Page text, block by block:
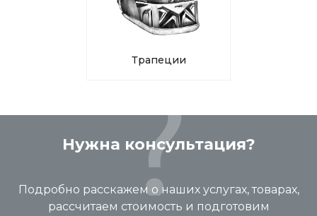
Трапеции
Нужна консультация?
Подробно расскажем о наших услугах, товарах,
рассчитаем стоимость и подготовим